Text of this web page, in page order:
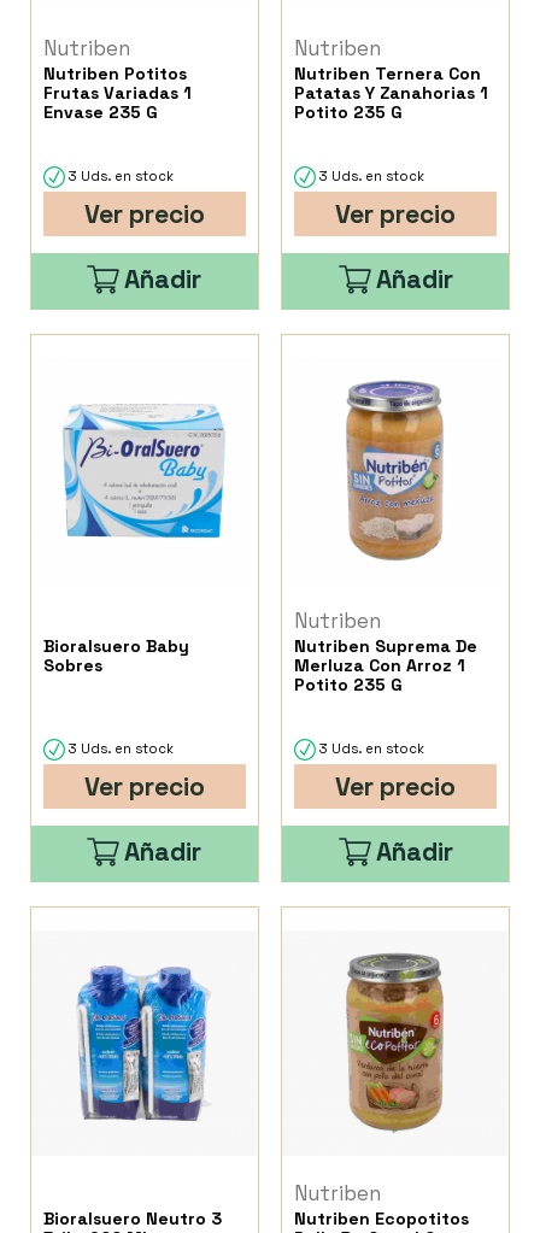
Nutriben
Nutriben Potitos
Frutas Variadas 1
Envase 235 G
3 Uds. en stock
Ver precio
Añadir
Nutriben
Nutriben Ternera Con
Patatas Y Zanahorias 1
Potito 235 G
3 Uds. en stock
Ver precio
Añadir
Bioralsuero Baby
Sobres
3 Uds. en stock
Ver precio
Añadir
Nutriben
Nutriben Suprema De
Merluza Con Arroz 1
Potito 235 G
3 Uds. en stock
Ver precio
Añadir
Bioralsuero Neutro 3
Nutriben
Nutriben Ecopotitos